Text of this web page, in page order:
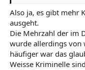
Also ja, es gibt mehr
ausgeht.
Die Mehrzahl der im
wurde allerdings von
häufiger war das
Weisse Kriminelle